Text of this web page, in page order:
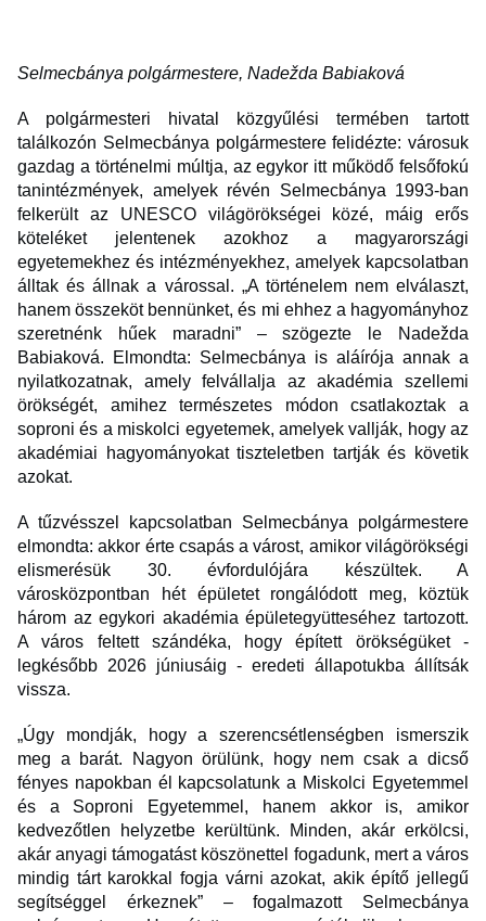
Selmecbánya polgármestere, Nadežda Babiaková
A polgármesteri hivatal közgyűlési termében tartott
találkozón Selmecbánya polgármestere felidézte: városuk
gazdag a történelmi múltja, az egykor itt működő felsőfokú
tanintézmények, amelyek révén Selmecbánya 1993-ban
felkerült az UNESCO világörökségei közé, máig erős
köteléket jelentenek azokhoz a magyarországi
egyetemekhez és intézményekhez, amelyek kapcsolatban
álltak és állnak a várossal. „A történelem nem elválaszt,
hanem összeköt bennünket, és mi ehhez a hagyományhoz
szeretnénk hűek maradni” – szögezte le Nadežda
Babiaková. Elmondta: Selmecbánya is aláírója annak a
nyilatkozatnak, amely felvállalja az akadémia szellemi
örökségét, amihez természetes módon csatlakoztak a
soproni és a miskolci egyetemek, amelyek vallják, hogy az
akadémiai hagyományokat tiszteletben tartják és követik
azokat.
A tűzvésszel kapcsolatban Selmecbánya polgármestere
elmondta: akkor érte csapás a várost, amikor világörökségi
elismerésük 30. évfordulójára készültek. A
városközpontban hét épületet rongálódott meg, köztük
három az egykori akadémia épületegyütteséhez tartozott.
A város feltett szándéka, hogy épített örökségüket -
legkésőbb 2026 júniusáig - eredeti állapotukba állítsák
vissza.
„Úgy mondják, hogy a szerencsétlenségben ismerszik
meg a barát. Nagyon örülünk, hogy nem csak a dicső
fényes napokban él kapcsolatunk a Miskolci Egyetemmel
és a Soproni Egyetemmel, hanem akkor is, amikor
kedvezőtlen helyzetbe kerültünk. Minden, akár erkölcsi,
akár anyagi támogatást köszönettel fogadunk, mert a város
mindig tárt karokkal fogja várni azokat, akik építő jellegű
segítséggel érkeznek” – fogalmazott Selmecbánya